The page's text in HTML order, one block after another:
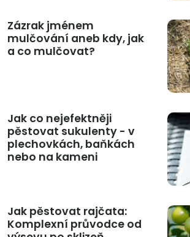
Zázrak jménem
mulčování aneb kdy, jak
a co mulčovat?
Jak co nejefektněji
pěstovat sukulenty - v
plechovkách, baňkách
nebo na kameni
Jak pěstovat rajčata:
Komplexní průvodce od